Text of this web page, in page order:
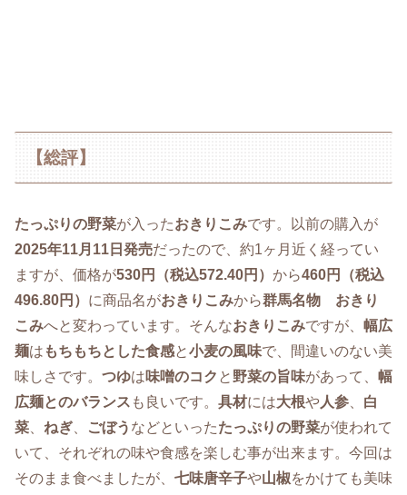
【総評】
たっぷりの野菜が入ったおきりこみです。以前の購入が
2025年11月11日発売だったので、約1ヶ月近く経ってい
ますが、価格が530円（税込572.40円） から460円（税込
496.80円） に商品名がおきりこみから群馬名物 おきり
こみへと変わっています。そんなおきりこみですが、 幅広
麺は もちもちとした食感と小麦の風味で、間違いのない美
味しさです。 つゆは味噌のコク と 野菜の旨味があって、 幅
広麺とのバランス も良いです。 具材には大根や人参
白
菜
ねぎ ごぼう などといったたっぷりの野菜が使われて
いて、それぞれの味や食感を楽しむ事が出来ます。今回は
そのまま食べましたが、 七味唐辛子や山椒をかけても美味